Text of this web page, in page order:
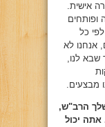
אישית.
ופותחים
כל
אנחנו לא
שבא לנו,
מבצעים.
הרב"ש,
יכול